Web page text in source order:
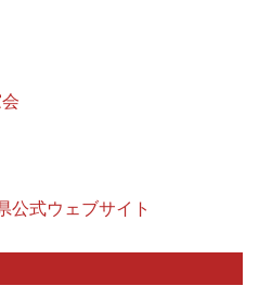
公式ウェブサイト